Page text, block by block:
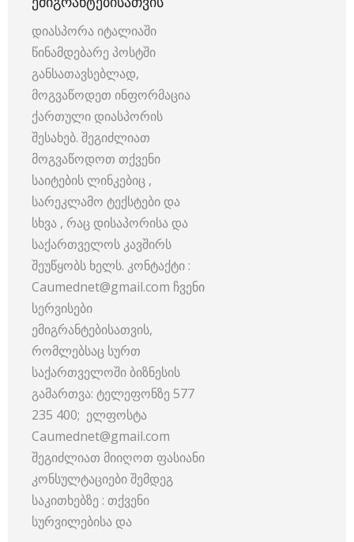
დიასპორა იტალიაში
წინამდებარე პოსტში
განსათავსებლად,
მოგვაწოდეთ ინფორმაცია
ქართული დიასპორის
შესახებ. შეგიძლიათ
მოგვაწოდოთ თქვენი
საიტების ლინკებიც ,
სარეკლამო ტექსტები და
სხვა , რაც დისაპორისა და
საქართველოს კავშირს
შეუწყობს ხელს. კონტაქტი :
Caumednet@gmail.com ჩვენი
სერვისები
ემიგრანტებისათვის,
რომლებსაც სურთ
საქართველოში ბიზნესის
გამართვა: ტელეფონზე 577
235 400; ელფოსტა
Caumednet@gmail.com
შეგიძლიათ მიიღოთ ფასიანი
კონსულტაციები შემდეგ
საკითხებზე : თქვენი
სურვილებისა და